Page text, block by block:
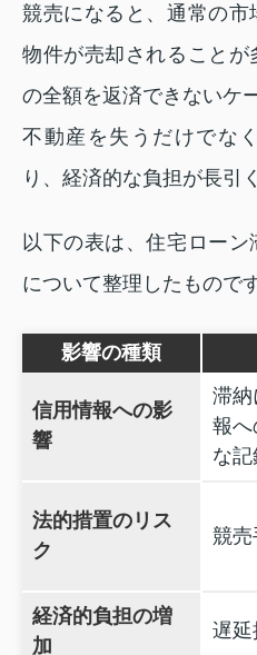
競売になると、通常の
物件が売却されること
の全額を返済できないケ
不動産を失うだけでな
り、経済的な負担が長引
以下の表は、住宅ロー
について整理したものです
影響の種類
信用情報への影
響
滞納
報へ
な記
法的措置のリス
ク
競売
経済的負担の増
加
遅延